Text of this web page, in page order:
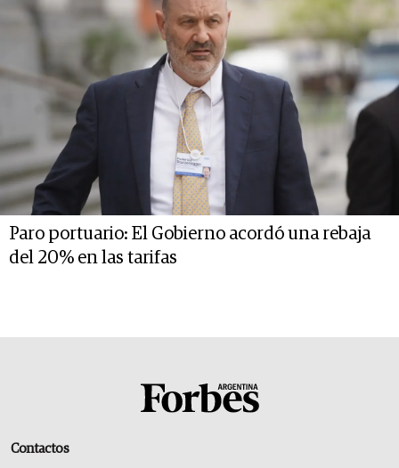
Paro portuario: El Gobierno acordó una rebaja
del 20% en las tarifas
Contactos